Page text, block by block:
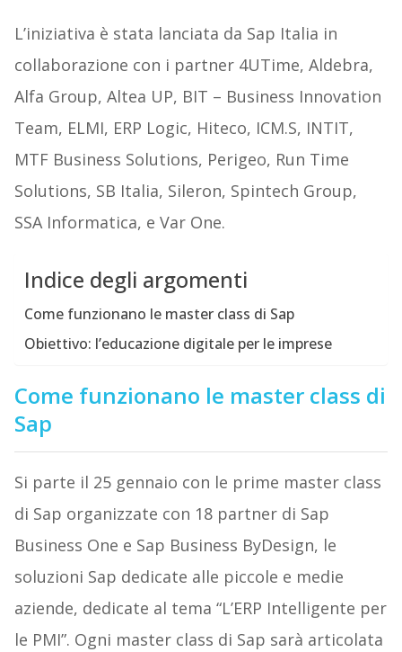
L’iniziativa è stata lanciata da Sap Italia in
collaborazione con i partner 4UTime, Aldebra,
Alfa Group, Altea UP, BIT – Business Innovation
Team, ELMI, ERP Logic, Hiteco, ICM.S, INTIT,
MTF Business Solutions, Perigeo, Run Time
Solutions, SB Italia, Sileron, Spintech Group,
SSA Informatica, e Var One.
Indice degli argomenti
Come funzionano le master class di Sap
Obiettivo: l’educazione digitale per le imprese
Come funzionano le master class di
Sap
Si parte il 25 gennaio con le prime master class
di Sap organizzate con 18 partner di Sap
Business One e Sap Business ByDesign, le
soluzioni Sap dedicate alle piccole e medie
aziende, dedicate al tema “L’ERP Intelligente per
le PMI”. Ogni master class di Sap sarà articolata